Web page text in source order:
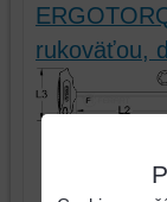
rukoväťou,